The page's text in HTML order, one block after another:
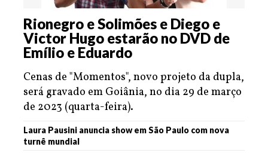
Rionegro e Solimões e Diego e
Victor Hugo estarão no DVD de
Emílio e Eduardo
Cenas de "Momentos", novo projeto da dupla,
será gravado em Goiânia, no dia 29 de março
de 2023 (quarta-feira).
Laura Pausini anuncia show em São Paulo com nova
turnê mundial